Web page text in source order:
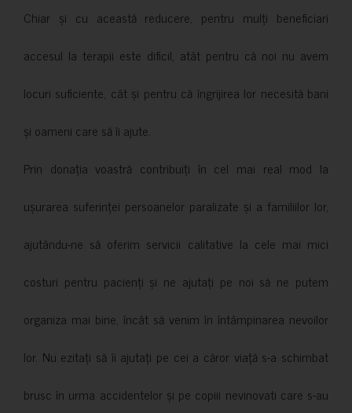
Chiar și cu această reducere, pentru mulți beneficiari
accesul la terapii este dificil, atât pentru că noi nu avem
locuri suficiente, cât și pentru că îngrijirea lor necesită bani
și oameni care să îi ajute.
Prin donația voastră contribuiți în cel mai real mod la
ușurarea suferinței persoanelor paralizate și a familiilor lor,
ajutându-ne să oferim servicii calitative la cele mai mici
costuri pentru pacienți și ne ajutați pe noi să ne putem
organiza mai bine, încât să venim în întâmpinarea nevoilor
lor. Nu ezitați să îi ajutați pe cei a căror viață s-a schimbat
brusc în urma accidentelor și pe copiii nevinovati care s-au